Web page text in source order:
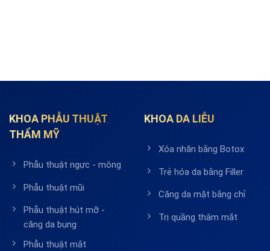
KHOA PHẪU THUẬT
THẨM MỸ
Phẫu thuật ngực - mông
Phẫu thuật mũi
Phẫu thuật hút mỡ -
căng da bụng
Phẫu thuật mắt
KHOA DA LIỄU
Xóa nhăn bằng Botox
Trẻ hóa da bằng Filler
Căng da mặt bằng chỉ
Trị quầng thâm mắt